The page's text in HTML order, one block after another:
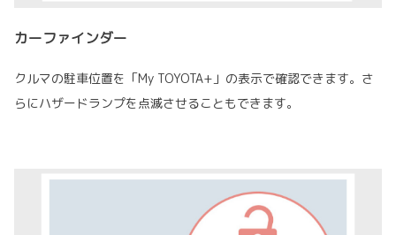
カーファインダー
クルマの駐車位置を「My TOYOTA+」の表示で確認できます。さ
らにハザードランプを点滅させることもできます。